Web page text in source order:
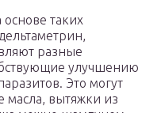
таких
разные
улучшению
Это могут
вытяжки из